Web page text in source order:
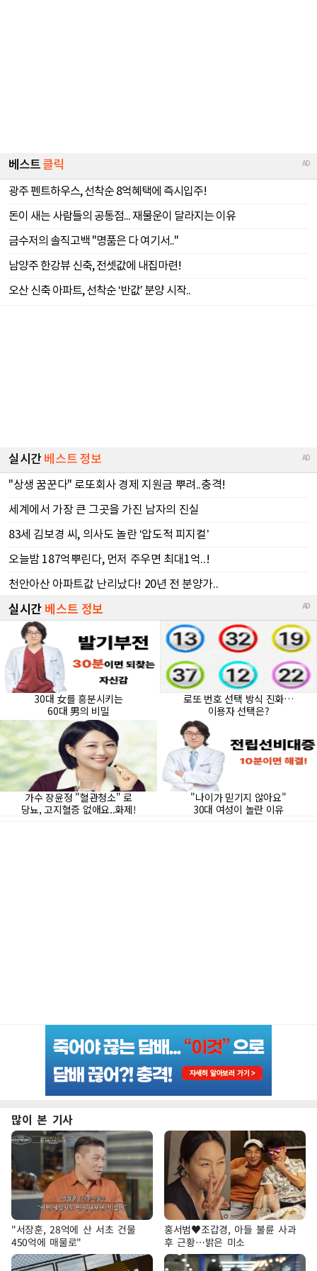
많이 본 기사
"서장훈, 28억에 산 서초 건물
450억에 매물로"
홍서범♥조갑경, 아들 불륜 사과
후 근황…밝은 미소